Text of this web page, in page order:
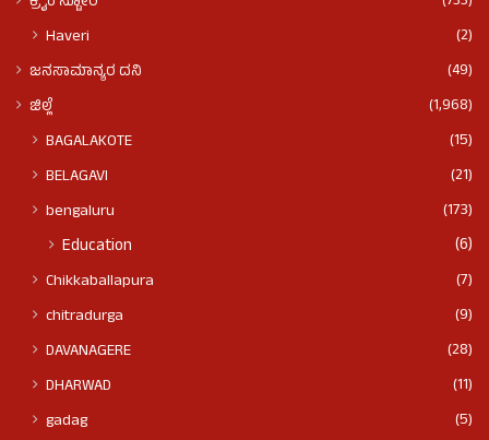
Haveri (2)
ಜನಸಾಮಾನ್ಯರ ದನಿ
(49)
ಜಿಲ್ಲೆ
(1,968)
BAGALAKOTE
(15)
BELAGAVI
(21)
bengaluru
(173)
Education (6)
Chikkaballapura
(7)
chitradurga
(9)
DAVANAGERE
(28)
DHARWAD
(11)
gadag
(5)